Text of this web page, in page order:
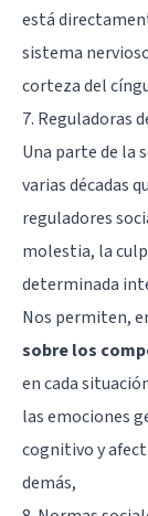
está
sistema
corteza del
7. Reguladoras
Una parte de la
varias décadas
reguladores
molestia, la
determinada
Nos permiten,
sobre los
en cada
las emociones
cognitivo y
demás,